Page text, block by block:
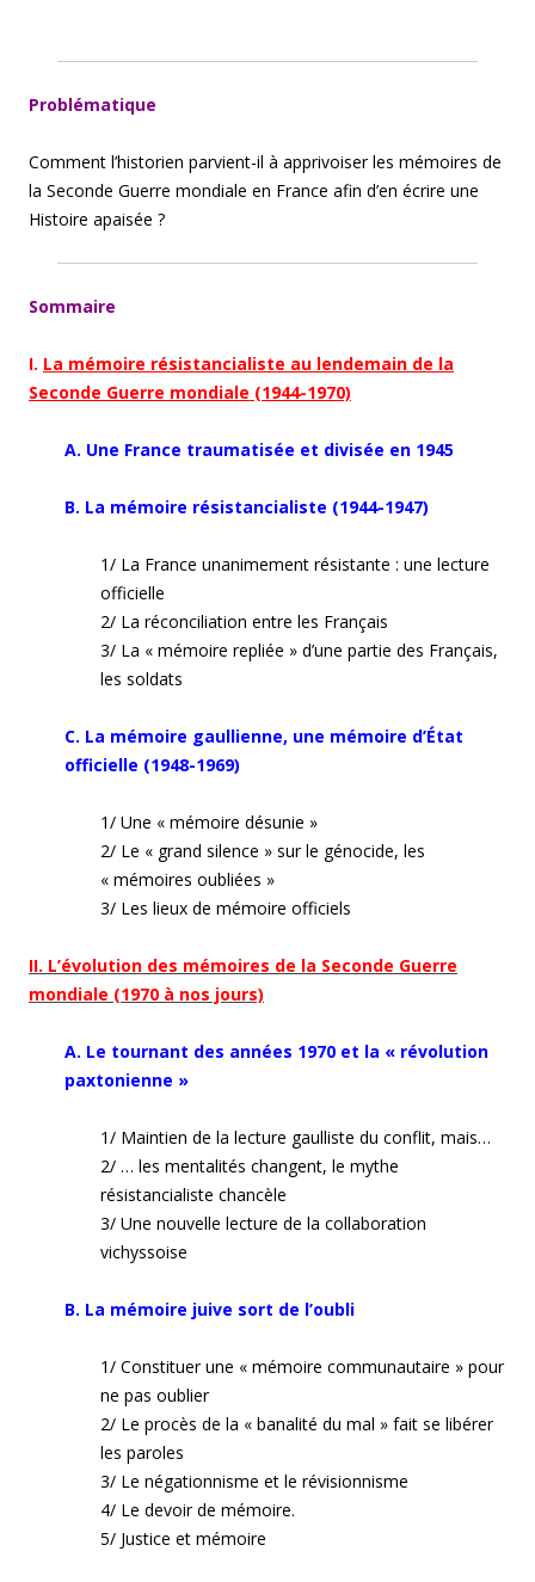
Problématique
Comment l’historien parvient-il à apprivoiser les mémoires de
la Seconde Guerre mondiale en France afin d’en écrire une
Histoire apaisée ?
Sommaire
I. La mémoire résistancialiste au lendemain de la
Seconde Guerre mondiale (1944-1970)
A. Une France traumatisée et divisée en 1945
B. La mémoire résistancialiste (1944-1947)
1/ La France unanimement résistante : une lecture
officielle
2/ La réconciliation entre les Français
3/ La « mémoire repliée » d’une partie des Français,
les soldats
C. La mémoire gaullienne, une mémoire d’État
officielle (1948-1969)
1/ Une « mémoire désunie »
2/ Le « grand silence » sur le génocide, les
« mémoires oubliées »
3/ Les lieux de mémoire officiels
II. L’évolution des mémoires de la Seconde Guerre
mondiale (1970 à nos jours)
A. Le tournant des années 1970 et la « révolution
paxtonienne »
1/ Maintien de la lecture gaulliste du conflit, mais…
2/ … les mentalités changent, le mythe
résistancialiste chancèle
3/ Une nouvelle lecture de la collaboration
vichyssoise
B. La mémoire juive sort de l’oubli
1/ Constituer une « mémoire communautaire » pour
ne pas oublier
2/ Le procès de la « banalité du mal » fait se libérer
les paroles
3/ Le négationnisme et le révisionnisme
4/ Le devoir de mémoire.
5/ Justice et mémoire